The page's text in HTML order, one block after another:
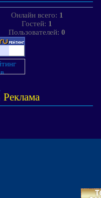
Онлайн всего: 1
Гостей: 1
Пользователей: 0
Реклама